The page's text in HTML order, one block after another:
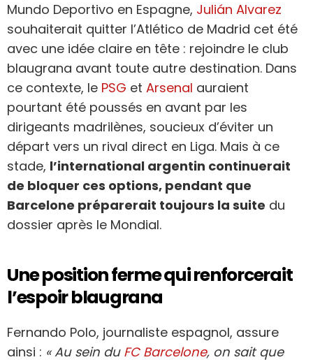
Mundo Deportivo en Espagne, Julián Alvarez
souhaiterait quitter l’Atlético de Madrid cet été
avec une idée claire en tête : rejoindre le club
blaugrana avant toute autre destination. Dans
ce contexte, le PSG et Arsenal auraient
pourtant été poussés en avant par les
dirigeants madrilènes, soucieux d’éviter un
départ vers un rival direct en Liga. Mais à ce
stade, l’international argentin continuerait
de bloquer ces options, pendant que
Barcelone préparerait toujours la suite du
dossier après le Mondial.
Une position ferme qui renforcerait
l’espoir blaugrana
Fernando Polo, journaliste espagnol, assure
ainsi : « Au sein du FC Barcelone, on sait que